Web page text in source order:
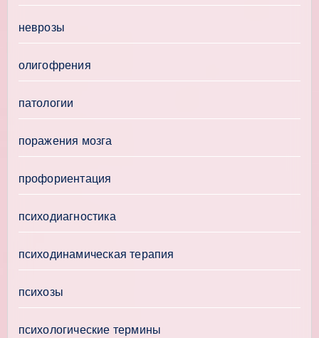
неврозы
олигофрения
патологии
поражения мозга
профориентация
психодиагностика
психодинамическая терапия
психозы
психологические термины